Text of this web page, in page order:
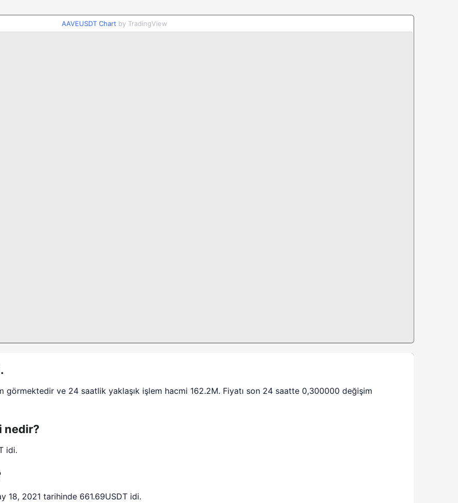
AAVEUSDT Chart by TradingView
görmektedir ve 24 saatlik yaklaşık işlem hacmi 162.2M. Fiyatı son 24 saatte 0,300000 değişim
nedir?
idi.
18, 2021 tarihinde 661.69USDT idi.